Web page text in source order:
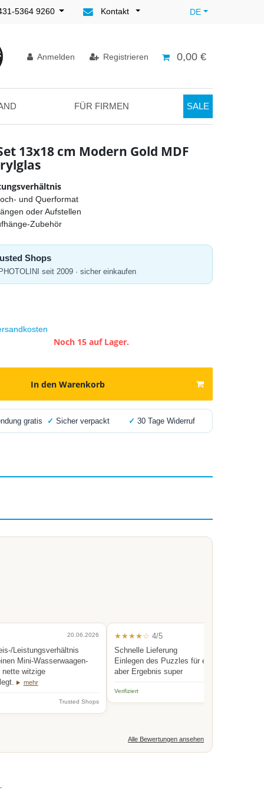
5364 9260 Kontakt DE
Anmelden Registrieren 0,00 €
FÜR FIRMEN SALE
13x18 cm Modern Gold MDF
und Querformat
oder Aufstellen
Zubehör
Shops
seit 2009 · sicher einkaufen
Noch 15 auf Lager.
In den Warenkorb
gratis ✓ Sicher verpackt ✓ 30 Tage Widerruf
20.06.2026
Leistungsverhältnis
Mini-Wasserwaagen-
nette witzige
mehr
Trusted Shops
★★★★☆ 4/5
Schnelle Lieferung
Einlegen des Puzzles für eine Person
aber Ergebnis super
Verifiziert
Alle Bewertungen ansehen